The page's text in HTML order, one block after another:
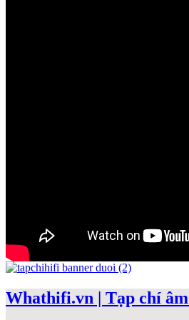
Whathifi.vn | Tạp chí